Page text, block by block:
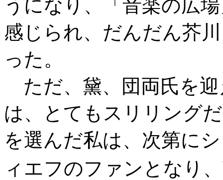
うになり、「音楽の広
感じられ、だんだん芥
った。
ただ、黛、団両氏を迎
は、とてもスリリング
を選んだ私は、次第に
ィエフのファンとなり